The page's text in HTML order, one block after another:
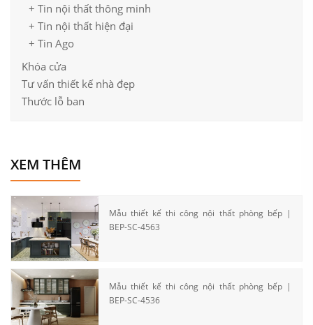
+ Tin nội thất thông minh
+ Tin nội thất hiện đại
+ Tin Ago
Khóa cửa
Tư vấn thiết kế nhà đẹp
Thước lỗ ban
XEM THÊM
Mẫu thiết kế thi công nội thất phòng bếp |
BEP-SC-4563
Mẫu thiết kế thi công nội thất phòng bếp |
BEP-SC-4536